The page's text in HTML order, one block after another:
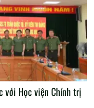
với Học viện Chính trị